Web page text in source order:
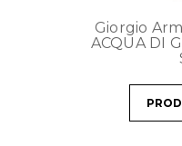
Giorgio
ACQUA DI